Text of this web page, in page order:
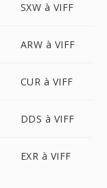
SXW à VIFF
ARW à VIFF
CUR à VIFF
DDS à VIFF
EXR à VIFF